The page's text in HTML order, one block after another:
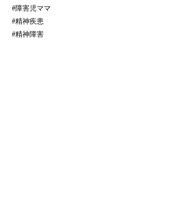
#障害児ママ
#精神疾患
#精神障害